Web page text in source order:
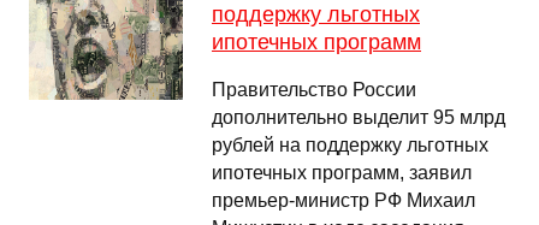
поддержку льготных
ипотечных программ
Правительство России
дополнительно выделит 95 млрд
рублей на поддержку льготных
ипотечных программ, заявил
премьер-министр РФ Михаил